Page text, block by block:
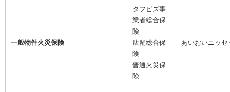
一般物件火災保険
タフビズ事
業者総合保
険
店舗総合保
険
普通火災保
険
あいおいニッ